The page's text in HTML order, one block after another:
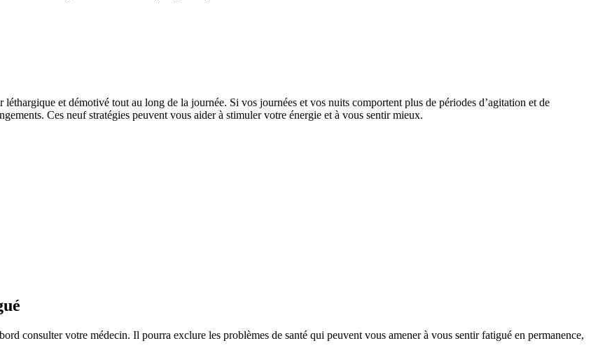
et démotivé tout au long de la journée. Si vos journées et vos nuits comportent plus de périodes d’agitation et de
Ces neuf stratégies peuvent vous aider à stimuler votre énergie et à vous sentir mieux.
consulter votre médecin. Il pourra exclure les problèmes de santé qui peuvent vous amener à vous sentir fatigué en permanence,